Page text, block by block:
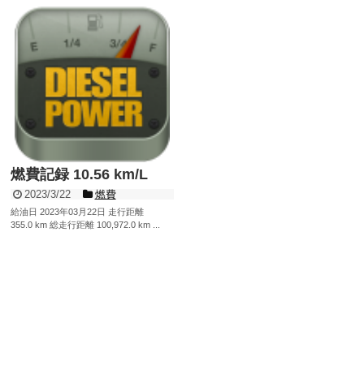
燃費記録 10.56 km/L
2023/3/22 燃費
給油日 2023年03月22日 走行距離
355.0 km 総走行距離 100,972.0 km ...